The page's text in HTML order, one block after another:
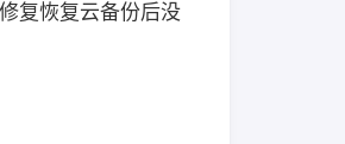
复恢复云备份后没